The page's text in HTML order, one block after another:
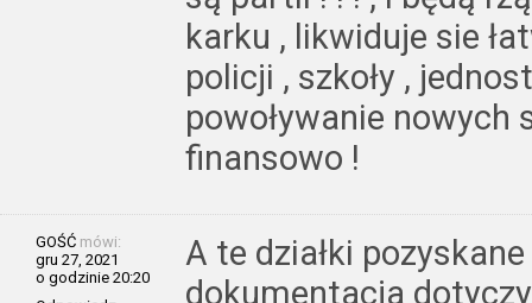
karku , likwiduje sie
policji , szkoły ,
powoływanie
finansowo !
GOŚĆ mówi:
gru 27, 2021
o godzinie 20:20
A te działki
dokumentacja